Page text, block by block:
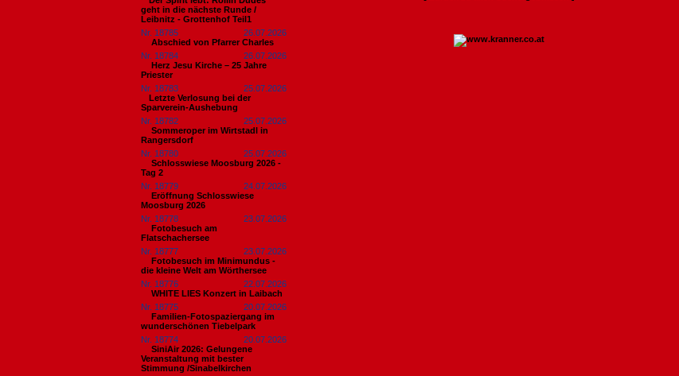
geht in die nächste Runde /
Leibnitz - Grottenhof Teil1
Nr. 18785
26.07.2026
Abschied von Pfarrer Charles
Nr. 18784
26.07.2026
Herz Jesu Kirche – 25 Jahre
Priester
Nr. 18783
25.07.2026
​Letzte Verlosung bei der
Sparverein-Aushebung
Nr. 18782
25.07.2026
Sommeroper im Wirtstadl in
Rangersdorf
Nr. 18780
25.07.2026
Schlosswiese Moosburg 2026 -
Tag 2
Nr. 18779
24.07.2026
Eröffnung Schlosswiese
Moosburg 2026
Nr. 18778
23.07.2026
Fotobesuch am
Flatschachersee
Nr. 18777
23.07.2026
Fotobesuch im Minimundus -
die kleine Welt am Wörthersee
Nr. 18776
22.07.2026
WHITE LIES Konzert in Laibach
Nr. 18775
20.07.2026
Familien-Fotospaziergang im
wunderschönen Tiebelpark
Nr. 18774
20.07.2026
SiniAir 2026: Gelungene
Veranstaltung mit bester
Stimmung /Sinabelkirchen